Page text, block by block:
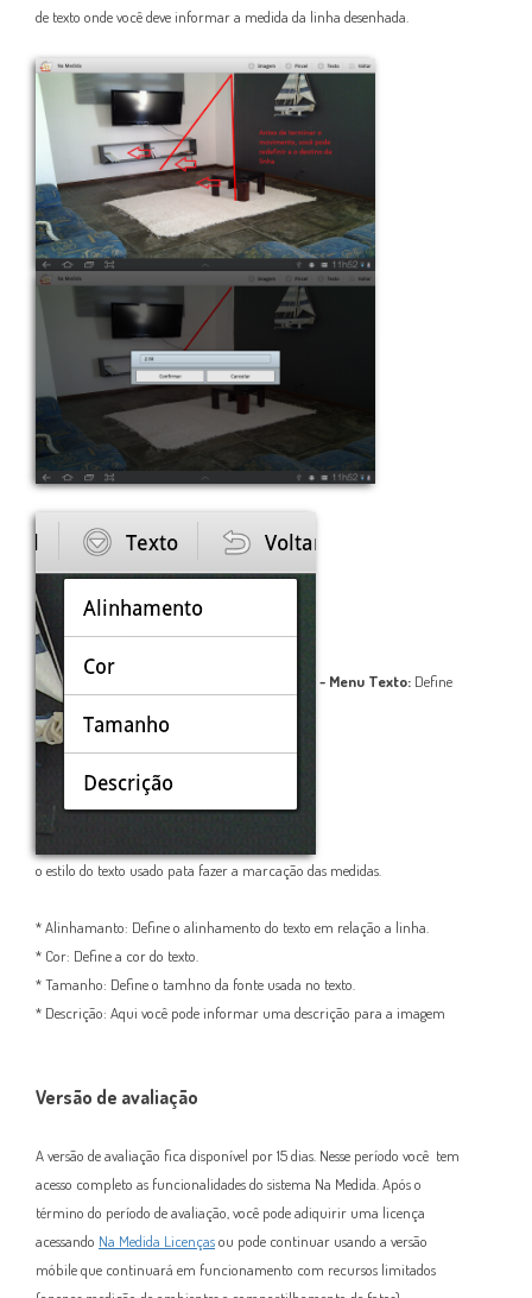
de texto onde você deve informar a medida da linha desenhada.
- Menu Texto: Define
o estilo do texto usado pata fazer a marcação das medidas.
* Alinhamanto: Define o alinhamento do texto em relação a linha.
* Cor: Define a cor do texto.
* Tamanho: Define o tamhno da fonte usada no texto.
* Descrição: Aqui você pode informar uma descrição para a imagem
Versão de avaliação
A versão de avaliação fica disponível por 15 dias. Nesse período você tem
acesso completo as funcionalidades do sistema Na Medida. Após o
término do período de avaliação, você pode adiquirir uma licença
acessando Na Medida Licençasou pode continuar usando a versão
móbile que continuará em funcionamento com recursos limitados